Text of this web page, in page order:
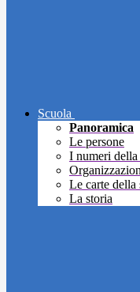
Scuola
Panoramica
Le persone
I numeri della
Le carte della
La storia